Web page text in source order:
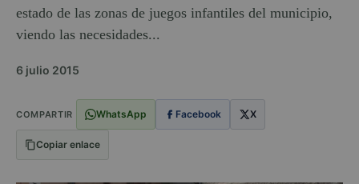
estado de las zonas de juegos infantiles del municipio,
viendo las necesidades...
6 julio 2015
COMPARTIR WhatsApp Facebook X
Copiar enlace